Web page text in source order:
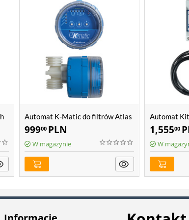
Automat K-Matic do filtrów Atlas
Filtri Hydra
99900 PLN
W magazynie
Automat
Atlas Filtri
1,55500
W